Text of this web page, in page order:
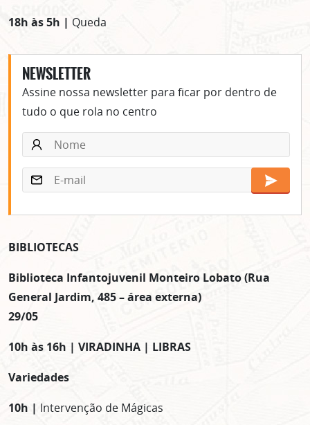
18h às 5h | Queda
NEWSLETTER
Assine nossa newsletter para ficar por dentro de
tudo o que rola no centro
BIBLIOTECAS
Biblioteca Infantojuvenil Monteiro Lobato (Rua
General Jardim, 485 – área externa)
29/05
10h às 16h | VIRADINHA | LIBRAS
Variedades
10h | Intervenção de Mágicas